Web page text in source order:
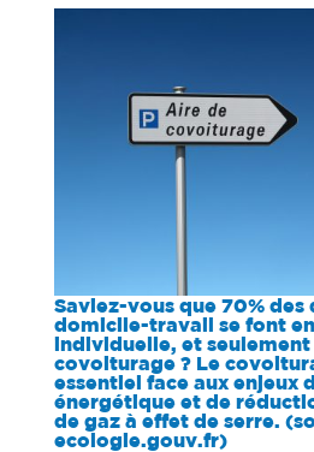
Saviez-vous que 70% des
domicile-travail se font
individuelle, et seulement
covoiturage ? Le
essentiel face aux enjeux
énergétique et de
de gaz à effet de serre.
ecologie.gouv.fr)